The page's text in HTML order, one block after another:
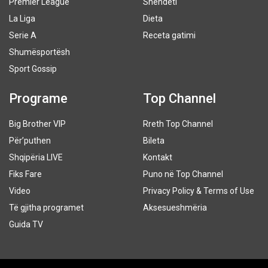
La Liga
Serie A
Shumësportësh
Sport Gossip
Dieta
Receta gatimi
Programe
Big Brother VIP
Për’puthen
Shqipëria LIVE
Fiks Fare
Video
Të gjitha programet
Guida TV
Top Channel
Rreth Top Channel
Bileta
Kontakt
Puno në Top Channel
Privacy Policy & Terms of Use
Aksesueshmëria